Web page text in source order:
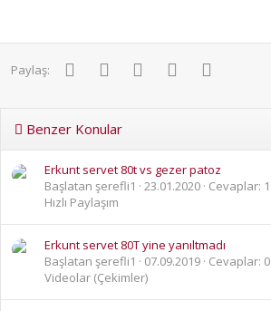
Paylaş: FacebookTwitter PinterestWhatsApp
Benzer Konular
Erkunt servet 80t vs gezer patoz
Başlatan şerefli1
23.01.2020 Cevaplar: 1
Hızlı Paylaşım
Erkunt servet 80T yine yanıltmadı
Başlatan şerefli1
07.09.2019 Cevaplar: 0
Videolar (Çekimler)